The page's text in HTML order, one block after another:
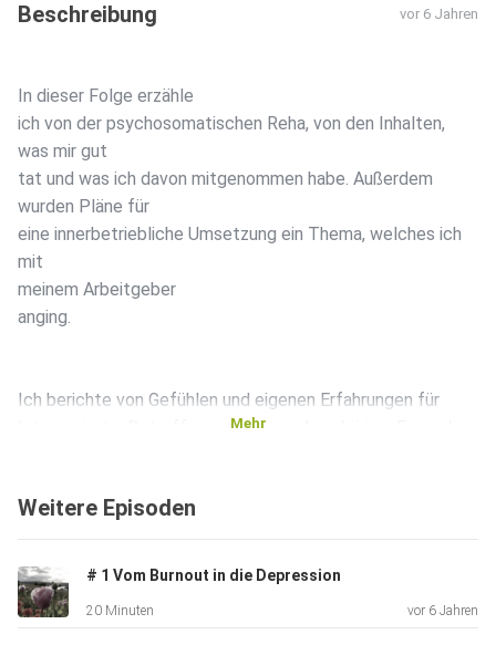
Beschreibung vor 6 Jahren
In dieser Folge erzähle
ich von der psychosomatischen Reha, von den Inhalten,
was mir gut
tat und was ich davon mitgenommen habe. Außerdem
wurden Pläne für
eine innerbetriebliche Umsetzung ein Thema, welches ich
mit
meinem Arbeitgeber
anging.
Ich berichte von Gefühlen und eigenen Erfahrungen für
Interessierte, Betroffene und deren Angehörige. Es wird
Feedback gern an: lebenswellen@web.de
Mehr
Weitere Episoden
# 1 Vom Burnout in die Depression
20 Minuten vor 6 Jahren